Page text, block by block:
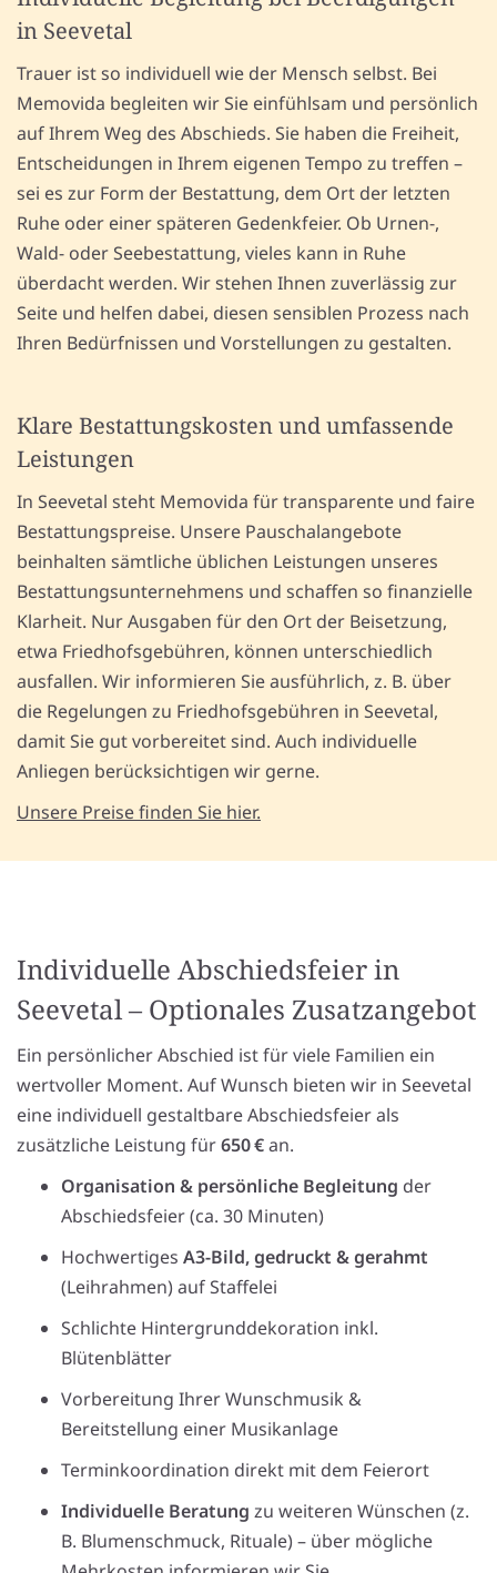
in Seevetal
Trauer ist so individuell wie der Mensch selbst. Bei
Memovida begleiten wir Sie einfühlsam und persönlich
auf Ihrem Weg des Abschieds. Sie haben die Freiheit,
Entscheidungen in Ihrem eigenen Tempo zu treffen –
sei es zur Form der Bestattung, dem Ort der letzten
Ruhe oder einer späteren Gedenkfeier. Ob Urnen-,
Wald- oder Seebestattung, vieles kann in Ruhe
überdacht werden. Wir stehen Ihnen zuverlässig zur
Seite und helfen dabei, diesen sensiblen Prozess nach
Ihren Bedürfnissen und Vorstellungen zu gestalten.
Klare Bestattungskosten und umfassende
Leistungen
In Seevetal steht Memovida für transparente und faire
Bestattungspreise. Unsere Pauschalangebote
beinhalten sämtliche üblichen Leistungen unseres
Bestattungsunternehmens und schaffen so finanzielle
Klarheit. Nur Ausgaben für den Ort der Beisetzung,
etwa Friedhofsgebühren, können unterschiedlich
ausfallen. Wir informieren Sie ausführlich, z. B. über
die Regelungen zu Friedhofsgebühren in Seevetal,
damit Sie gut vorbereitet sind. Auch individuelle
Anliegen berücksichtigen wir gerne.
Unsere Preise finden Sie hier.
Individuelle Abschiedsfeier in
Seevetal – Optionales Zusatzangebot
Ein persönlicher Abschied ist für viele Familien ein
wertvoller Moment. Auf Wunsch bieten wir in Seevetal
eine individuell gestaltbare Abschiedsfeier als
zusätzliche Leistung für650 €an.
Organisation & persönliche Begleitung der
Abschiedsfeier (ca. 30 Minuten)
Hochwertiges A3-Bild, gedruckt & gerahmt
(Leihrahmen) auf Staffelei
Schlichte Hintergrunddekoration inkl.
Blütenblätter
Vorbereitung Ihrer Wunschmusik &
Bereitstellung einer Musikanlage
Terminkoordination direkt mit dem Feierort
Individuelle Beratung zu weiteren Wünschen (z.
B. Blumenschmuck, Rituale) – über mögliche